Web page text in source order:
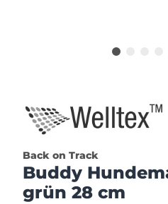
Back on Track
Buddy
grün 28 cm